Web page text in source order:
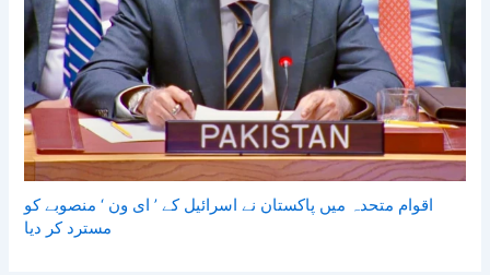
اقوام متحدہ میں پاکستان نے اسرائیل کے ’ ای ون ‘ منصوبے کو
مسترد کر دیا